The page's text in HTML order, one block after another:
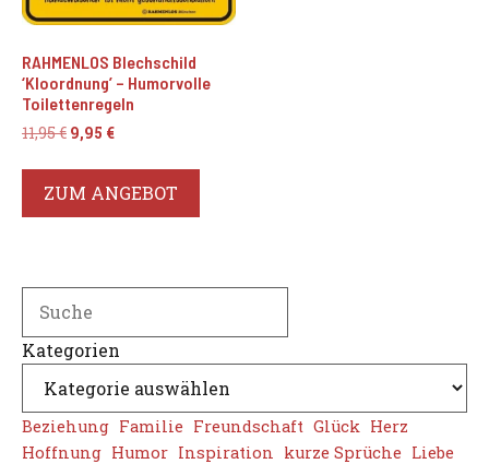
RAHMENLOS Blechschild
‘Kloordnung’ – Humorvolle
Toilettenregeln
11,95€ Ursprünglicher
war:
11,95 €
9,95 €Aktueller
ist:
9,95 €.
ZUM ANGEBOT
Kategorien
Beziehung Familie Freundschaft Glück Herz
Hoffnung Humor Inspiration kurze Sprüche Liebe